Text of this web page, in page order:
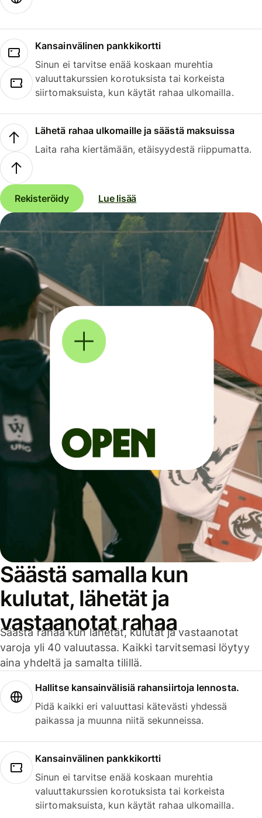
Kansainvälinen pankkikortti
Sinun ei tarvitse enää koskaan murehtia
valuuttakurssien korotuksista tai korkeista
siirtomaksuista, kun käytät rahaa ulkomailla.
Lähetä rahaa ulkomaille ja säästä maksuissa
Laita raha kiertämään, etäisyydestä riippumatta.
Rekisteröidy Lue lisää
Säästä samalla kun
kulutat, lähetät ja
vastaanotat rahaa
Säästä rahaa kun lähetät, kulutat ja vastaanotat
varoja yli 40 valuutassa. Kaikki tarvitsemasi löytyy
aina yhdeltä ja samalta tilillä.
Hallitse kansainvälisiä rahansiirtoja lennosta.
Pidä kaikki eri valuuttasi kätevästi yhdessä
paikassa ja muunna niitä sekunneissa.
Kansainvälinen pankkikortti
Sinun ei tarvitse enää koskaan murehtia
valuuttakurssien korotuksista tai korkeista
siirtomaksuista, kun käytät rahaa ulkomailla.